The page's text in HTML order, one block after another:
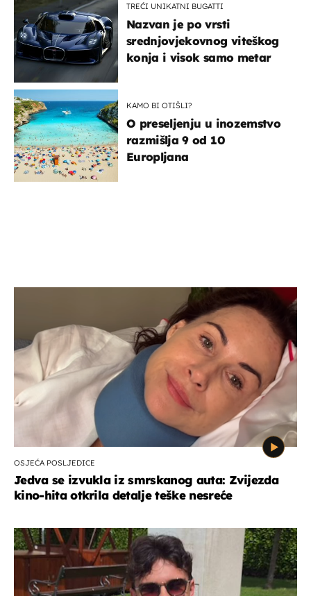
TREĆI UNIKATNI BUGATTI
Nazvan je po vrsti
srednjovjekovnog viteškog
konja i visok samo metar
KAMO BI OTIŠLI?
O preseljenju u inozemstvo
razmišlja 9 od 10
Europljana
OSJEĆA POSLJEDICE
Jedva se izvukla iz smrskanog auta: Zvijezda
kino-hita otkrila detalje teške nesreće